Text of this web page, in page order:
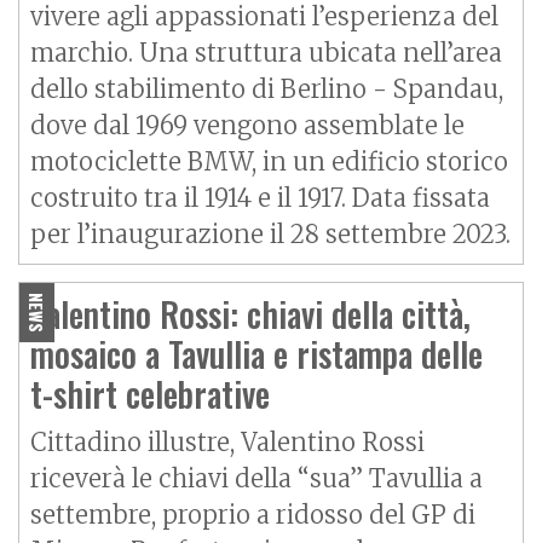
vivere agli appassionati l’esperienza del
marchio. Una struttura ubicata nell’area
dello stabilimento di Berlino - Spandau,
dove dal 1969 vengono assemblate le
motociclette BMW, in un edificio storico
costruito tra il 1914 e il 1917. Data fissata
per l’inaugurazione il 28 settembre 2023.
NEWS
Valentino Rossi: chiavi della città,
mosaico a Tavullia e ristampa delle
t-shirt celebrative
Cittadino illustre, Valentino Rossi
riceverà le chiavi della “sua” Tavullia a
settembre, proprio a ridosso del GP di